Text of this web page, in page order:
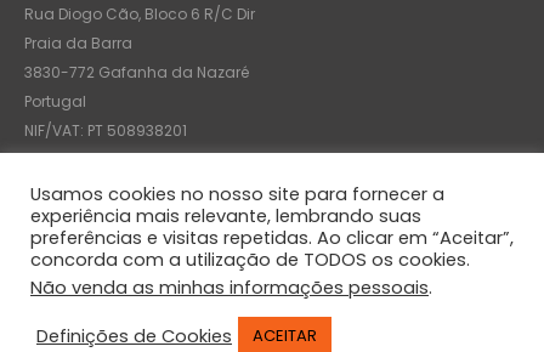
Rua Diogo Cão, Bloco 6 R/C Dir
Praia da Barra
3830-772 Gafanha da Nazaré
Portugal
NIF/VAT: PT 508938201
C.R.C.: 7004-8522-6075
© Pedro Barrento Unipessoal, Lda. 2020. All Rights Reserved
Usamos cookies no nosso site para fornecer a
experiência mais relevante, lembrando suas
preferências e visitas repetidas. Ao clicar em “Aceitar”,
concorda com a utilização de TODOS os cookies.
Não venda as minhas informações pessoais.
Definições de Cookies
ACEITAR